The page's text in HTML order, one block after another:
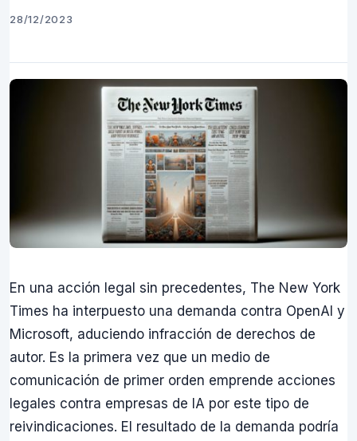
28/12/2023
En una acción legal sin precedentes, The New York
Times ha interpuesto una demanda contra OpenAI y
Microsoft, aduciendo infracción de derechos de
autor. Es la primera vez que un medio de
comunicación de primer orden emprende acciones
legales contra empresas de IA por este tipo de
reivindicaciones. El resultado de la demanda podría